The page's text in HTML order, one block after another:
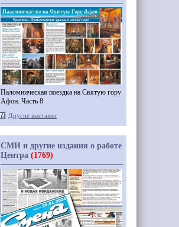
Паломническая поездка на Святую гору
Афон. Часть 8
Другие выставки
СМИ и другие издания о работе
Центра (1769)